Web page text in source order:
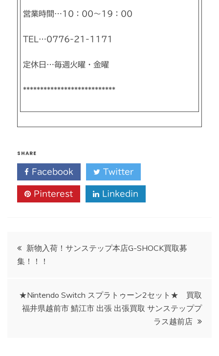
営業時間…10：00～19：00
TEL…0776-21-1171
定休日…毎週火曜・金曜
***************************
SHARE
Facebook Twitter
Pinterest Linkedin
投
ナ
新物入荷！サンステップ本店G-SHOCK買取募
集！！！
★Nintendo Switch スプラトゥーン2セット★ 買取
福井県越前市 鯖江市 出張 出張買取 サンステッププ
ラス越前店